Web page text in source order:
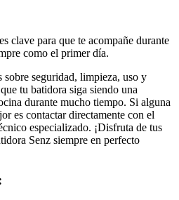
clave para que te acompañe durante
como el primer día.
sobre seguridad, limpieza, uso y
tu batidora siga siendo una
durante mucho tiempo. Si alguna
es contactar directamente con el
especializado. ¡Disfruta de tus
Senz siempre en perfecto